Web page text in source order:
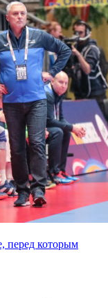
перед которым